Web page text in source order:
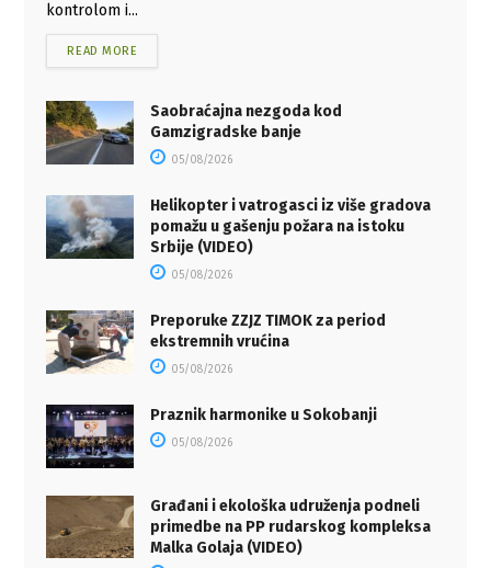
kontrolom i...
READ MORE
Saobraćajna nezgoda kod
Gamzigradske banje
05/08/2026
Helikopter i vatrogasci iz više gradova
pomažu u gašenju požara na istoku
Srbije (VIDEO)
05/08/2026
Preporuke ZZJZ TIMOK za period
ekstremnih vrućina
05/08/2026
Praznik harmonike u Sokobanji
05/08/2026
Građani i ekološka udruženja podneli
primedbe na PP rudarskog kompleksa
Malka Golaja (VIDEO)